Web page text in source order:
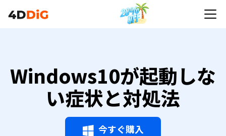
Windows10が起動しな
い症状と対処法
今すぐ購入